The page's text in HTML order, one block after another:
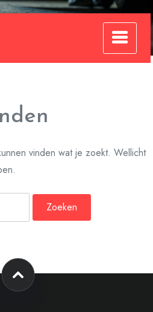
vinden wat je zoekt. Wellicht